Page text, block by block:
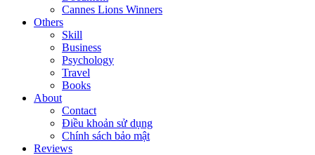
Cannes Lions Winners
Others
Skill
Business
Psychology
Travel
Books
About
Contact
Điều khoản sử dụng
Chính sách bảo mật
Reviews